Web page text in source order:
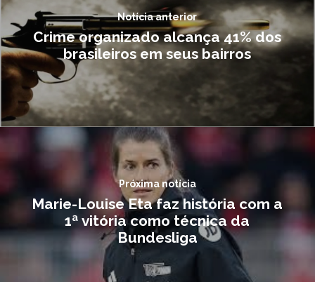
Notícia anterior
Crime organizado alcança 41% dos
brasileiros em seus bairros
Próxima notícia
Marie-Louise Eta faz história com a
1ª vitória como técnica da
Bundesliga